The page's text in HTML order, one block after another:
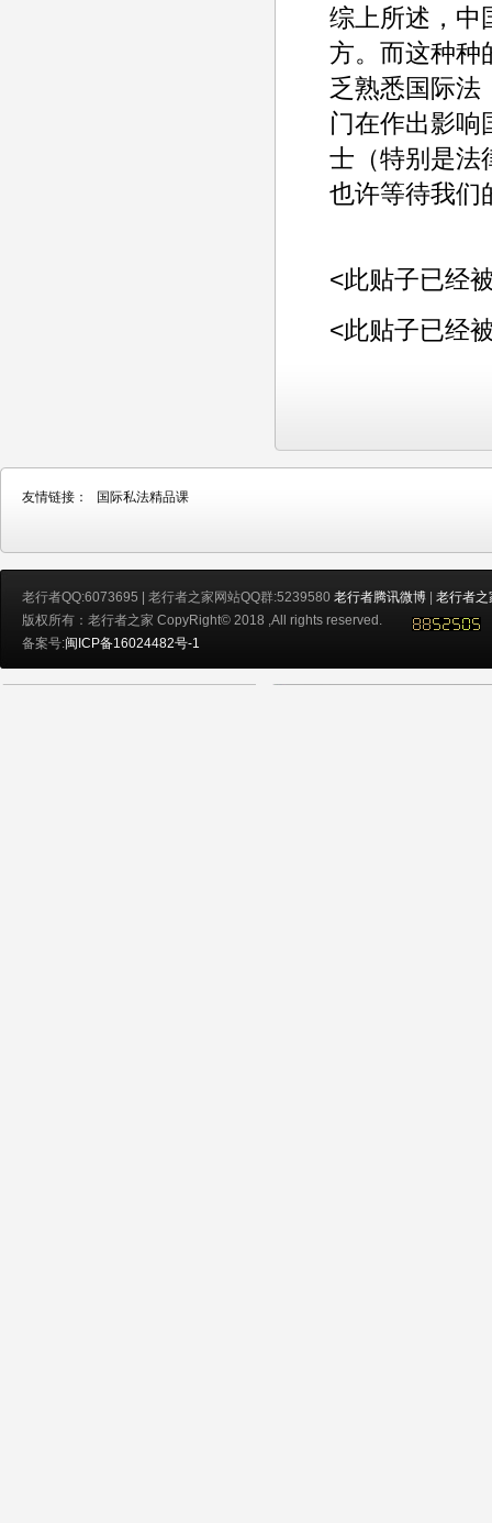
综上所述，中
方。而这种种
乏熟悉国际法
门在作出影响
士（特别是法
也许等待我们
<此贴子已经
<此贴子已经
友情链接： 国际私法精品课
老行者QQ:6073695 | 老行者之家网站QQ群:5239580 老行者腾讯微博 | 老行者之
版权所有：老行者之家 CopyRight© 2018 ,All rights reserved.
备案号:闽ICP备16024482号-1